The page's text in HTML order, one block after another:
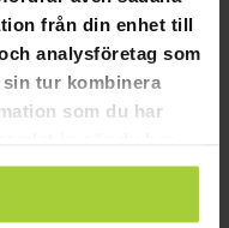
från din enhet till
analysföretag som
sin tur kombinera
som du har
en guide som t.ex.